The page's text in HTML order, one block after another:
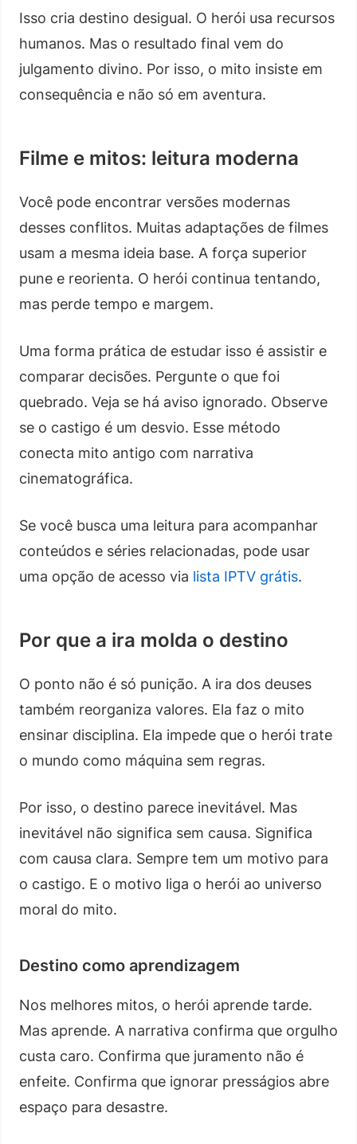
Isso cria destino desigual. O herói usa recursos
humanos. Mas o resultado final vem do
julgamento divino. Por isso, o mito insiste em
consequência e não só em aventura.
Filme e mitos: leitura moderna
Você pode encontrar versões modernas
desses conflitos. Muitas adaptações de filmes
usam a mesma ideia base. A força superior
pune e reorienta. O herói continua tentando,
mas perde tempo e margem.
Uma forma prática de estudar isso é assistir e
comparar decisões. Pergunte o que foi
quebrado. Veja se há aviso ignorado. Observe
se o castigo é um desvio. Esse método
conecta mito antigo com narrativa
cinematográfica.
Se você busca uma leitura para acompanhar
conteúdos e séries relacionadas, pode usar
uma opção de acesso via lista IPTV grátis.
Por que a ira molda o destino
O ponto não é só punição. A ira dos deuses
também reorganiza valores. Ela faz o mito
ensinar disciplina. Ela impede que o herói trate
o mundo como máquina sem regras.
Por isso, o destino parece inevitável. Mas
inevitável não significa sem causa. Significa
com causa clara. Sempre tem um motivo para
o castigo. E o motivo liga o herói ao universo
moral do mito.
Destino como aprendizagem
Nos melhores mitos, o herói aprende tarde.
Mas aprende. A narrativa confirma que orgulho
custa caro. Confirma que juramento não é
enfeite. Confirma que ignorar presságios abre
espaço para desastre.